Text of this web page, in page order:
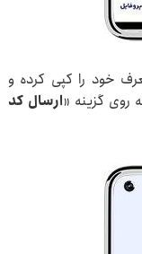
خود را کپی کرده و
روی گزینه «ارسال کد